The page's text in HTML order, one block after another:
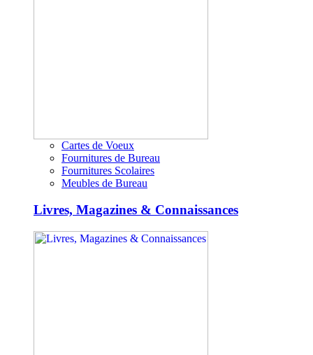
Cartes de Voeux
Fournitures de Bureau
Fournitures Scolaires
Meubles de Bureau
Livres, Magazines & Connaissances